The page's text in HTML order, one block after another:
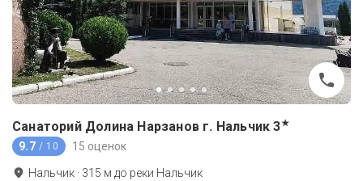
Санаторий Долина Нарзанов г. Нальчик 3★
9.7 / 10 15 оценок
Нальчик · 315 м до реки Нальчик